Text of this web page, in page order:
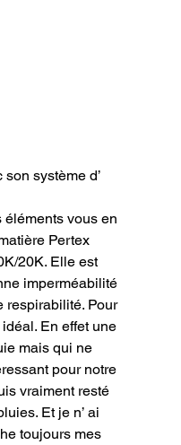
système d’
éléments vous en
Pertex
20K. Elle est
imperméabilité
respirabilité. Pour
idéal. En effet une
mais qui ne
pour notre
vraiment resté
Et je n’ ai
toujours mes